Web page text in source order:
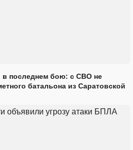
последнем бою: с СВО не
батальона из Саратовской